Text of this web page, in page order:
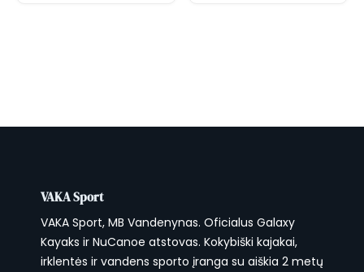
VAKA Sport
VAKA Sport, MB Vandenynas. Oficialus Galaxy
Kayaks ir NuCanoe atstovas. Kokybiški kajakai,
irklentės ir vandens sporto įranga su aiškia 2 metų